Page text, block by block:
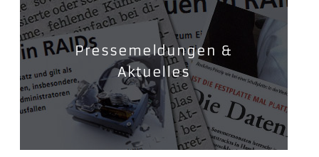
Pressemeldungen &
Aktuelles